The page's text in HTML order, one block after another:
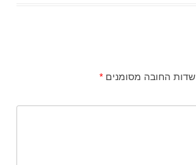
שדות החובה מסומנים *